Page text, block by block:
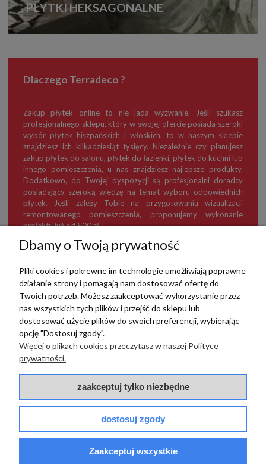
PŁYTKI HEKSAGONALNE
Dlaczego Terradeco ?
Zakup płytek online to nie lada wyzwanie. Jeśli szukasz
profesjonalnego sklepu, który w swojej ofercie posiada szeroki
wybór płytek hiszpańskich i włoskich, to w naszym sklepie
znajdziesz ich kilkadziesiąt tysięcy. Niezależnie czy planujesz
zakup płytek do salonu, płytek do łazienki, płytek do kuchni lub
innego pomieszczenia, u nas znajdziesz najlepsze produkty.
Dodatkowo, do Twojej dyspozycji są profesjonalni doradcy
posiadający szeroką wiedzę na temat wyboru odpowiednich
płytek. Jeśli zależy Tobie na przygotowaniu wizualizacji
remontowanego pomieszczenia, proponujemy wykonanie
projektu już od 500 zł.
TERRADECO
BAZA WIEDZY
PŁATNOŚCI I DOSTAWA
© 2017 - 2025 | terradeco.com.pl code and analytics: terradeco
Dbamy o Twoją prywatność
Pliki cookies i pokrewne im technologie umożliwiają poprawne
działanie strony i pomagają nam dostosować ofertę do
Twoich potrzeb. Możesz zaakceptować wykorzystanie przez
nas wszystkich tych plików i przejść do sklepu lub
dostosować użycie plików do swoich preferencji, wybierając
opcję "Dostosuj zgody".
Więcej o plikach cookies przeczytasz w naszej Polityce
prywatności.
zaakceptuj tylko niezbędne
dostosuj zgody
Zaakceptuj wszystkie